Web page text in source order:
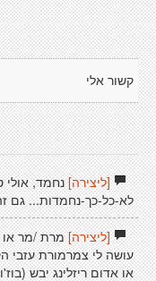
קשור אלי
[ליצירה]נחמד, אולי
לא-כל-כך-נחמדות... גם
[ליצירה]מרת /מר או
עושה לי צמרמורת עזבי
או אדום ריזלינג יבש